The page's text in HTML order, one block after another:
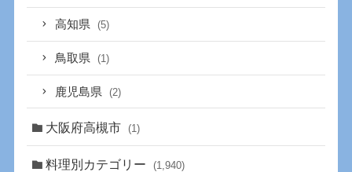
高知県 (5)
鳥取県 (1)
鹿児島県 (2)
大阪府高槻市 (1)
料理別カテゴリー (1,940)